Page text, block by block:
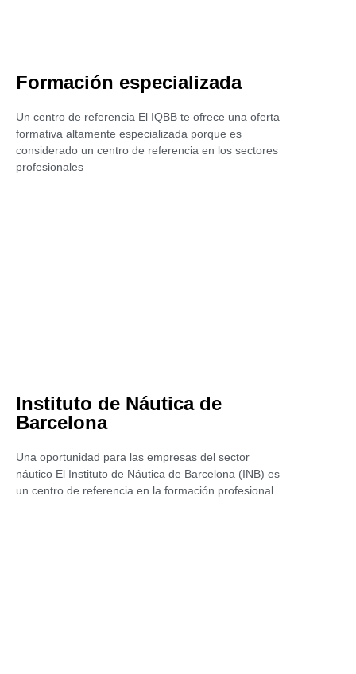
Formación especializada
Un centro de referencia El IQBB te ofrece una oferta
formativa altamente especializada porque es
considerado un centro de referencia en los sectores
profesionales
Instituto de Náutica de
Barcelona
Una oportunidad para las empresas del sector
náutico El Instituto de Náutica de Barcelona (INB) es
un centro de referencia en la formación profesional